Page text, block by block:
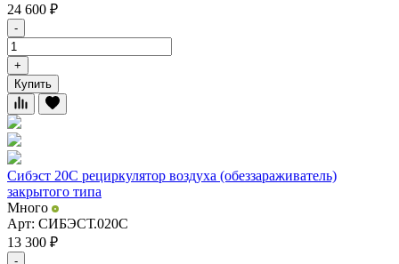
24 600 ₽
-
+
Купить
Сибэст 20С рециркулятор воздуха (обеззараживатель)
закрытого типа
Много
Арт: СИБЭСТ.020С
13 300 ₽
-